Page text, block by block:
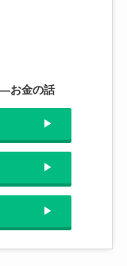
―お金の話